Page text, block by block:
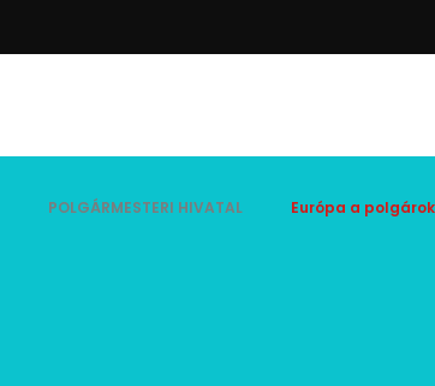
POLGÁRMESTERI HIVATAL Európa a